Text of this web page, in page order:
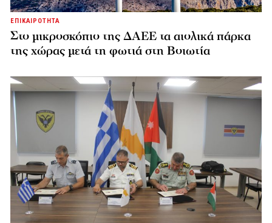
ΕΠΙΚΑΙΡΟΤΗΤΑ
Στο μικροσκόπιο της ΔΑΕΕ τα αιολικά πάρκα
της χώρας μετά τη φωτιά στη Βοιωτία